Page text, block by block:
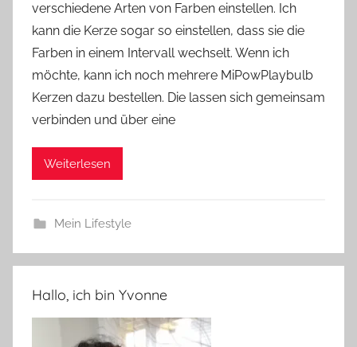
n
e
verschiedene Arten von Farben einstellen. Ich
kann die Kerze sogar so einstellen, dass sie die
Farben in einem Intervall wechselt. Wenn ich
möchte, kann ich noch mehrere MiPowPlaybulb
Kerzen dazu bestellen. Die lassen sich gemeinsam
verbinden und über eine
Weiterlesen
Mein Lifestyle
Hallo, ich bin Yvonne